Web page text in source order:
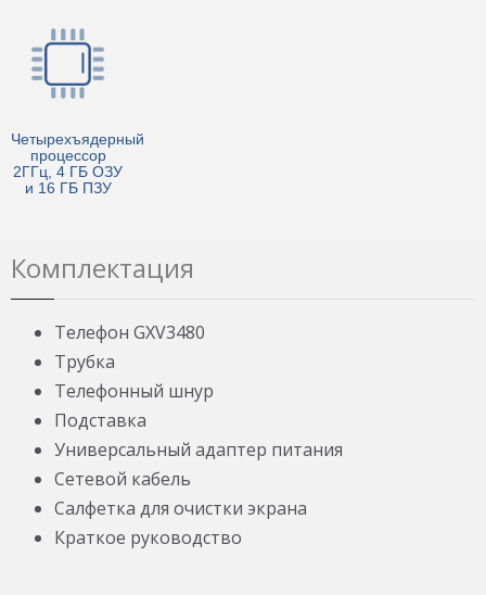
Четырехъядерный
процессор
2ГГц, 4 ГБ ОЗУ
и 16 ГБ ПЗУ
Комплектация
Телефон GXV3480
Трубка
Телефонный шнур
Подставка
Универсальный адаптер питания
Сетевой кабель
Салфетка для очистки экрана
Краткое руководство